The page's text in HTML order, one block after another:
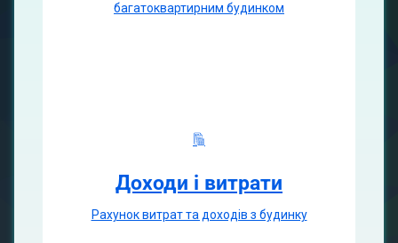
багатоквартирним будинком
Доходи і витрати
Рахунок витрат та доходів з будинку